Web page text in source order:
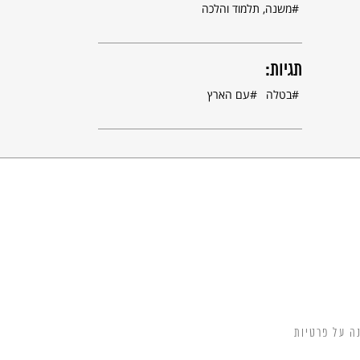
משנה, תלמוד והלכה
תגיות:
בטלה עם הארץ
על פרטיות